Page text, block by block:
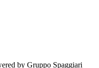
by Gruppo Spaggiari